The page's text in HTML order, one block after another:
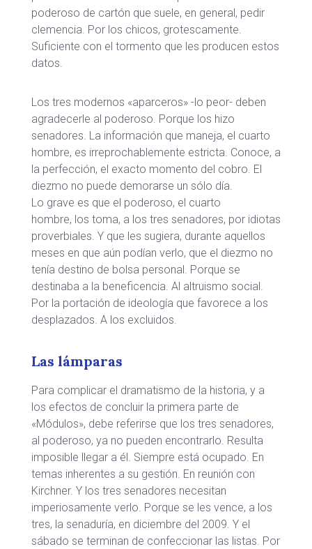
poderoso de cartón que suele, en general, pedir
clemencia. Por los chicos, grotescamente.
Suficiente con el tormento que les producen estos
datos.
Los tres modernos «aparceros» -lo peor- deben
agradecerle al poderoso. Porque los hizo
senadores. La información que maneja, el cuarto
hombre, es irreprochablemente estricta. Conoce, a
la perfección, el exacto momento del cobro. El
diezmo no puede demorarse un sólo día.
Lo grave es que el poderoso, el cuarto
hombre, los toma, a los tres senadores, por idiotas
proverbiales. Y que les sugiera, durante aquellos
meses en que aún podían verlo, que el diezmo no
tenía destino de bolsa personal. Porque se
destinaba a la beneficencia. Al altruismo social.
Por la portación de ideología que favorece a los
desplazados. A los excluidos.
Las lámparas
Para complicar el dramatismo de la historia, y a
los efectos de concluir la primera parte de
«Módulos», debe referirse que los tres senadores,
al poderoso, ya no pueden encontrarlo. Resulta
imposible llegar a él. Siempre está ocupado. En
temas inherentes a su gestión. En reunión con
Kirchner. Y los tres senadores necesitan
imperiosamente verlo. Porque se les vence, a los
tres, la senaduría, en diciembre del 2009. Y el
sábado se terminan de confeccionar las listas. Por